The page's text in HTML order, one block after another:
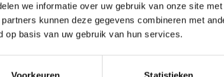
we informatie over uw gebruik van onze site
kunnen deze gegevens combineren met
op basis van uw gebruik van hun services.
Contact
Meer weten over het
jongerenwerk in Vlaardingen?